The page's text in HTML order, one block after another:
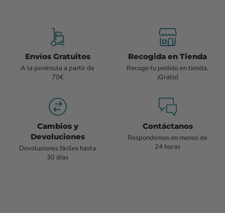
Envíos Gratuitos
A la península a partir de
70€
Recogida en Tienda
Recoge tu pedido en tienda,
¡Gratis!
Cambios y
Devoluciones
Devoluciones fáciles hasta
30 días
Contáctanos
Respondemos en menos de
24 horas